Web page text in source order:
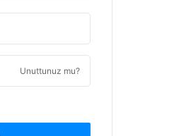
Unuttunuz mu?